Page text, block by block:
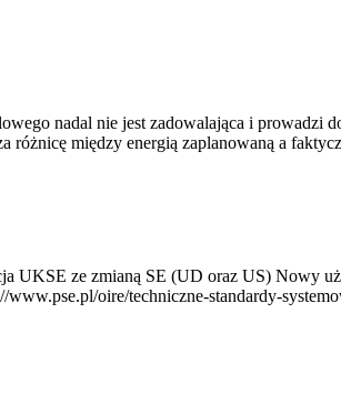
nadal nie jest zadowalająca i prowadzi
między energią zaplanowaną a
UKSE ze zmianą SE (UD oraz US) Nowy
oire/techniczne-standardy-